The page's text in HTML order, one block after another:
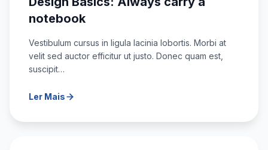
notebook
Vestibulum cursus in ligula lacinia lobortis. Morbi at
velit sed auctor efficitur ut justo. Donec quam est,
suscipit…
Ler Mais